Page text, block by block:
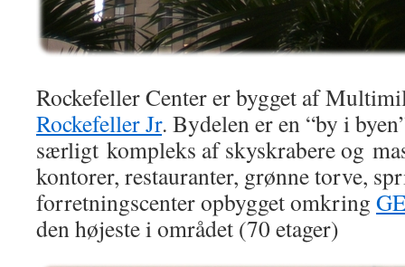
Rockefeller Center er bygget af
Rockefeller Jr. Bydelen er en “by i
særligt kompleks af skyskrabere og
kontorer, restauranter, grønne torve,
forretningscenter opbygget omkring
den højeste i området (70 etager)